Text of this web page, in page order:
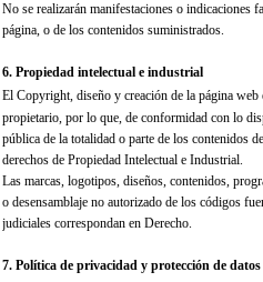
No se realizarán manifestaciones o indicaciones
página, o de los contenidos suministrados.
6. Propiedad intelectual e industrial
El Copyright, diseño y creación de la página web
propietario, por lo que, de conformidad con lo
pública de la totalidad o parte de los contenidos
derechos de Propiedad Intelectual e Industrial.
Las marcas, logotipos, diseños, contenidos,
o desensamblaje no autorizado de los códigos
judiciales correspondan en Derecho.
7. Política de privacidad y protección de datos